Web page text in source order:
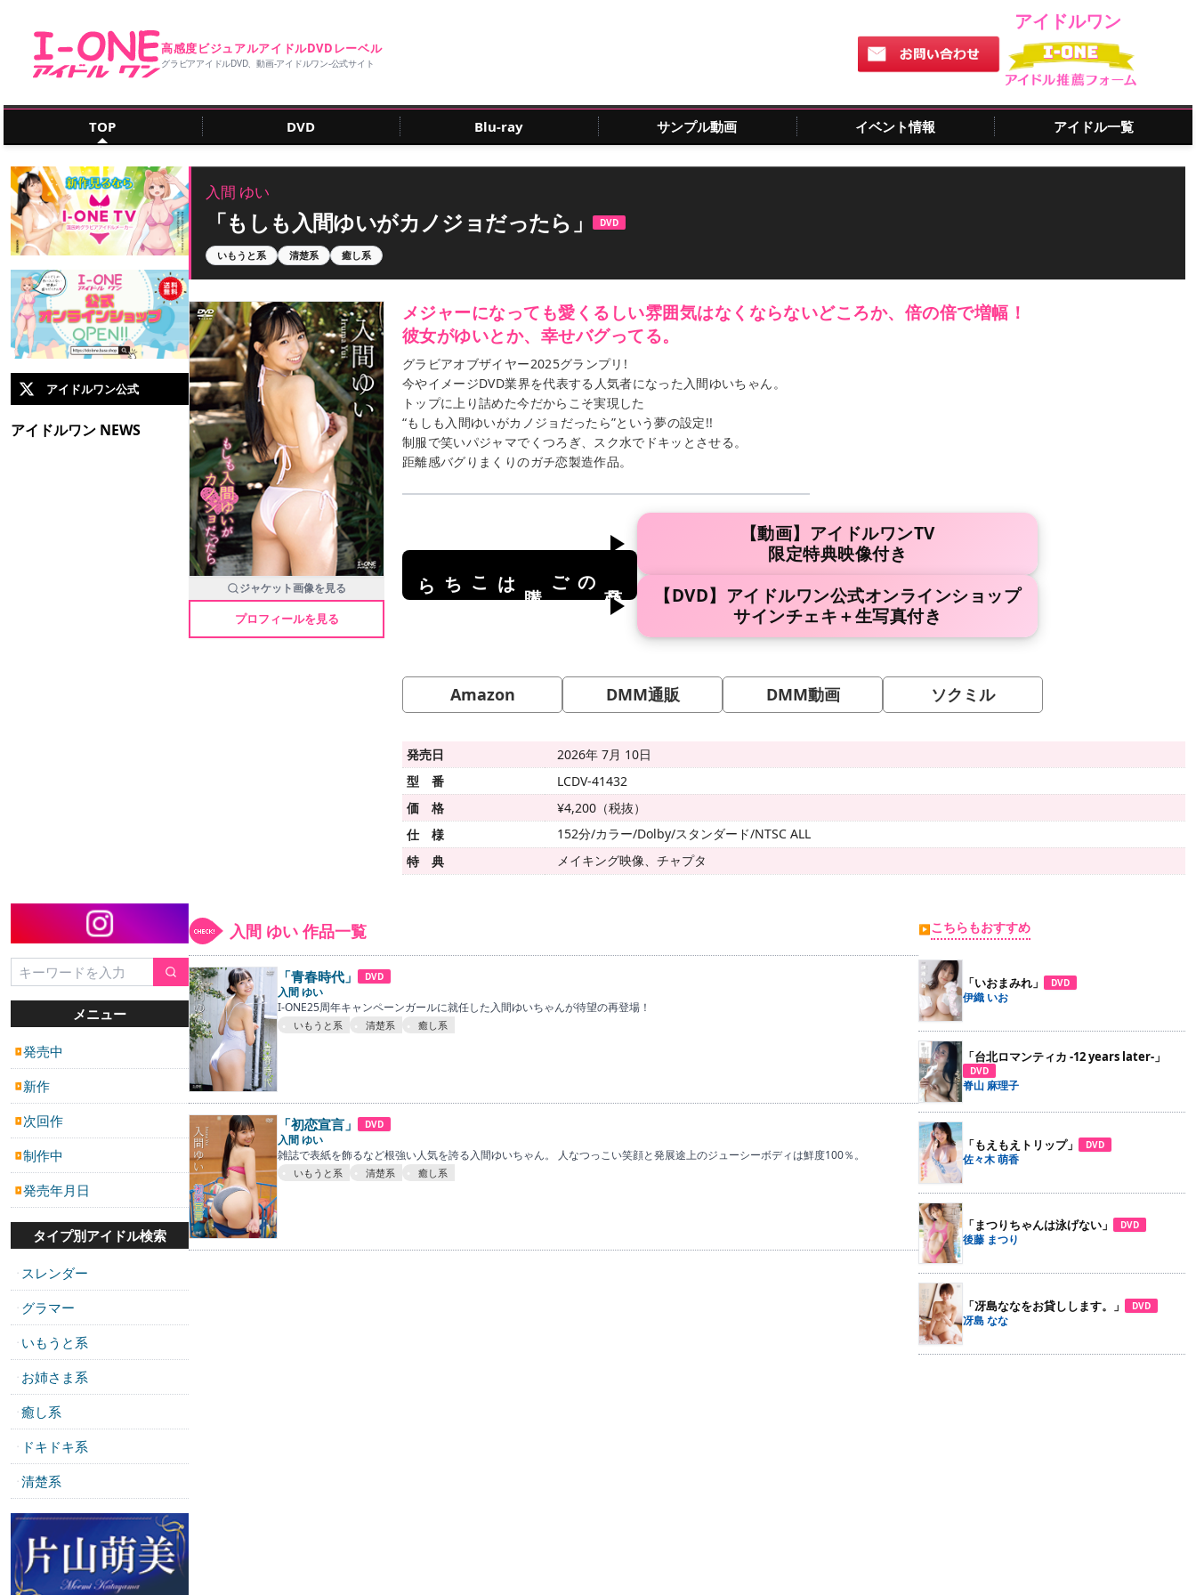
高感度ビジュアルアイドルDVDレーベル
グラビアアイドルDVD、動画‐アイドルワン‐公式サイト
アイドルワン
TOP DVD Blu-ray サンプル動画 イベント情報 アイドル一覧
アイドルワン公式
アイドルワン NEWS
メニュー
▶発売中
▶ 新作
▶ 次回作
▶制作中
▶発売年月日
タイプ別アイドル検索
・ スレンダー
・ グラマー
・ いもうと系
・ お姉さま系
・ 癒し系
・ ドキドキ系
・ 清楚系
入間 ゆい
「もしも入間ゆいがカノジョだったら」 DVD
いもうと系 清楚系 癒し系
ジャケット画像を見る
プロフィールを見る
メジャーになっても愛くるしい雰囲気はなくならないどころか、倍の倍で増幅！
彼女がゆいとか、幸せバグってる。
グラビアオブザイヤー2025グランプリ!
今やイメージDVD業界を代表する人気者になった入間ゆいちゃん。
トップに上り詰めた今だからこそ実現した
“もしも入間ゆいがカノジョだったら”という夢の設定!!
制服で笑いパジャマでくつろぎ、スク水でドキッとさせる。
距離感バグりまくりのガチ恋製造作品。
のご
はこちら
【動画】アイドルワンTV
限定特典映像付き
【DVD】アイドルワン公式オンラインショップ
サインチェキ＋生写真付き
Amazon DMM通販 DMM動画 ソクミル
発売日
2026年 7月 10日
型 番
LCDV-41432
価 格
¥4,200（税抜）
仕 様
152分/カラー/Dolby/スタンダード/NTSC ALL
特 典
メイキング映像、チャプタ
入間 ゆい 作品一覧
「青春時代」 DVD
入間 ゆい
I-ONE25周年キャンペーンガールに就任した入間ゆいちゃんが待望の再登場！
いもうと系 清楚系 癒し系
「初恋宣言」 DVD
入間 ゆい
雑誌で表紙を飾るなど根強い人気を誇る入間ゆいちゃん。 人なつっこい笑顔と発展途上のジューシーボディは鮮度100％。
いもうと系 清楚系 癒し系
▶こちらもおすすめ
「いおまみれ」 DVD
伊織 いお
「台北ロマンティカ -12 years later-」
DVD
脊山 麻理子
「もえもえトリップ」 DVD
佐々木 萌香
「まつりちゃんは泳げない」 DVD
後藤 まつり
「冴島ななをお貸しします。」 DVD
冴島 なな